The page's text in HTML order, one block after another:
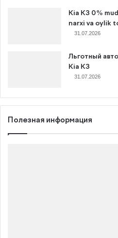
Kia K3 0%
narxi va oylik
31.07.2026
Льготный
Kia K3
31.07.2026
Полезная информация